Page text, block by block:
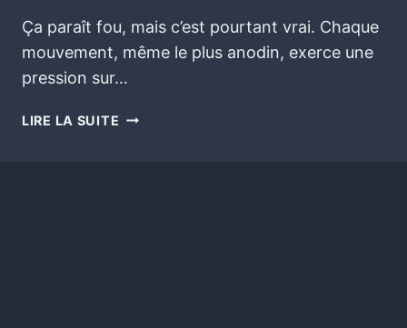
Ça paraît fou, mais c’est pourtant vrai. Chaque
mouvement, même le plus anodin, exerce une
pression sur…
LIRE LA SUITE